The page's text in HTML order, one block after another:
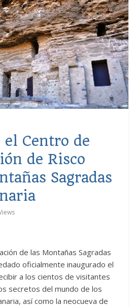
el Centro de
de Risco
Sagradas
de las Montañas Sagradas
oficialmente inaugurado el
a los cientos de visitantes
secretos del mundo de los
así como la neocueva de